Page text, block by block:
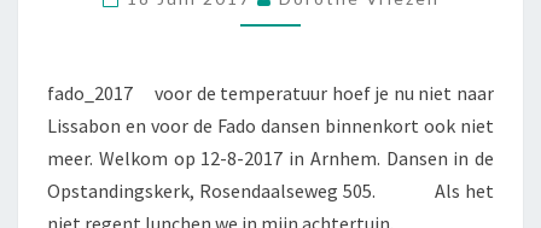
8-
fado_2017 voor de temperatuur hoef je nu niet naar
Lissabon en voor de Fado dansen binnenkort ook niet
meer. Welkom op 12-8-2017 in Arnhem. Dansen in de
Opstandingskerk, Rosendaalseweg 505. Als het
niet regent lunchen we in mijn achtertuin.